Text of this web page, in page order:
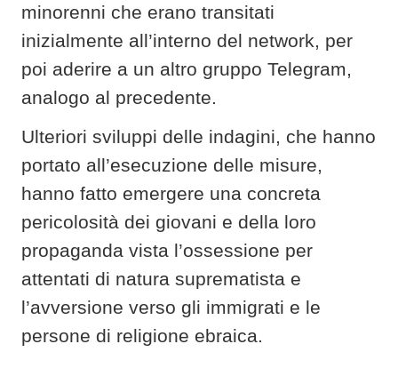
minorenni che erano transitati
inizialmente all’interno del network, per
poi aderire a un altro gruppo Telegram,
analogo al precedente.
Ulteriori sviluppi delle indagini, che hanno
portato all’esecuzione delle misure,
hanno fatto emergere una concreta
pericolosità dei giovani e della loro
propaganda vista l’ossessione per
attentati di natura suprematista e
l’avversione verso gli immigrati e le
persone di religione ebraica.